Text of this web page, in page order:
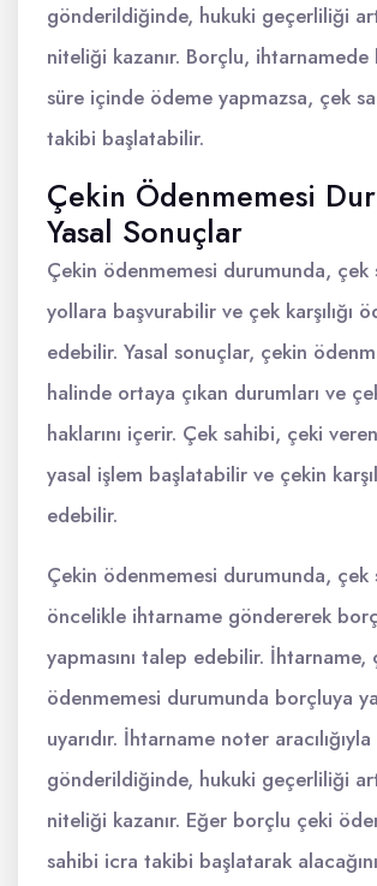
gönderildiğinde, hukuki geçerliliği
niteliği kazanır. Borçlu,
süre içinde ödeme yapmazsa, çek
takibi başlatabilir.
Çekin Ödenmemesi
Yasal Sonuçlar
Çekin ödenmemesi durumunda, çek
yollara başvurabilir ve çek karşılığı
edebilir. Yasal sonuçlar, çekin
halinde ortaya çıkan durumları ve
haklarını içerir. Çek sahibi, çeki
yasal işlem başlatabilir ve çekin
edebilir.
Çekin ödenmemesi durumunda, çek
öncelikle ihtarname göndererek
yapmasını talep edebilir. İhtarname,
ödenmemesi durumunda borçluya
uyarıdır. İhtarname noter aracılığıyla
gönderildiğinde, hukuki geçerliliği
niteliği kazanır. Eğer borçlu çeki
sahibi icra takibi başlatarak